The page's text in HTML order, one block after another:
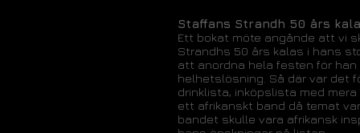
Staffans Strandh 50 års
Ett bokat möte angånde att vi
Strandhs 50 års kalas i hans
att anordna hela festen för
helhetslösning. Så där var det
drinklista, inköpslista med
ett afrikanskt band då temat
bandet skulle vara afrikansk